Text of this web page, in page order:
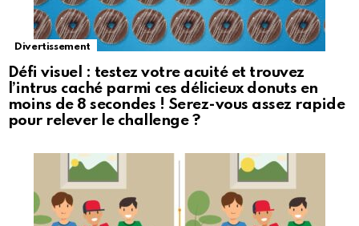
Divertissement
Défi visuel : testez votre acuité et trouvez
l’intrus caché parmi ces délicieux donuts en
moins de 8 secondes ! Serez-vous assez rapide
pour relever le challenge ?